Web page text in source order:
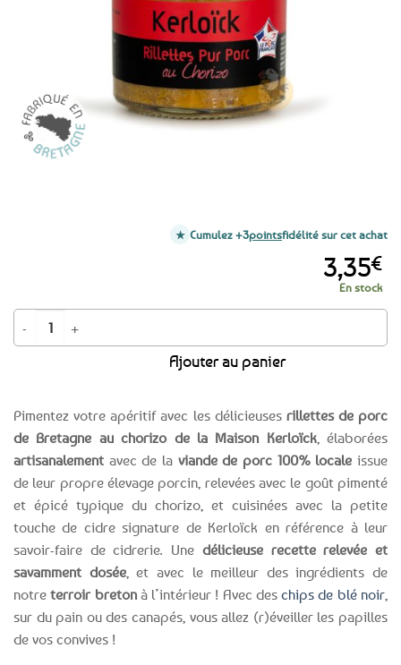
Pimentez votre apéritif avec les délicieuses rillettes de porc
de Bretagne au chorizo de la Maison Kerloïck, élaborées
artisanalement avec de la viande de porc 100% locale issue
de leur propre élevage porcin, relevées avec le goût pimenté
et épicé typique du chorizo, et cuisinées avec la petite
touche de cidre signature de Kerloïck en référence à leur
savoir-faire de cidrerie. Une délicieuse recette relevée et
savamment dosée, et avec le meilleur des ingrédients de
notreterroir bretonà l’intérieur ! Avec deschips de blé noir,
sur du pain ou des canapés, vous allez (r)éveiller les papilles
de vos convives !
3,35€
En stock
quantité de Rillettes pur porc au chorizo – 90g
Ajouter au panier
Cumulez +3pointsfidélité sur cet achat